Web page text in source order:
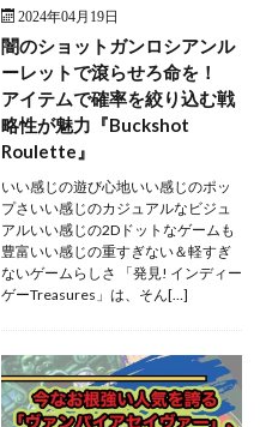
2024年04月19日
闇のショットガンロシアンル
ーレットで滾らせろ命を！
アイテムで確率を絞り込む戦
略性が魅力『Buckshot
Roulette』
いい感じの遊び心地いい感じのポッ
プさいい感じのカジュアルなビジュ
アルいい感じの2Dドットなゲームも
豊富いい感じの重すぎない＆軽すぎ
ないゲームらしさ 「発見! インディー
ゲーTreasures」は、そん[…]